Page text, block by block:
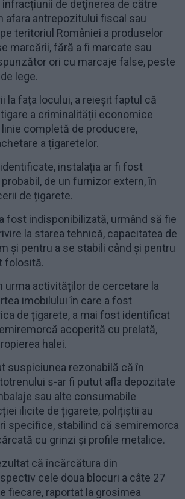
de deţinerea de către
afara antrepozitului fiscal sau
teritoriul României a produselor
marcării, fără a fi marcate sau
ori cu marcaje false, peste
lege.
la fața locului, a reieșit faptul că
a criminalității economice
completă de producere,
a țigaretelor.
instalația ar fi fost
de un furnizor extern, în
de țigarete.
fost indisponibilizată, urmând să fie
la starea tehnică, capacitatea de
și pentru a se stabili când și pentru
folosită.
urma activităților de cercetare la
imobilului în care a fost
de țigarete, a mai fost identificat
acoperită cu prelată,
halei.
suspiciunea rezonabilă că în
s-ar fi putut afla depozitate
sau alte consumabile
ilicite de țigarete, polițiștii au
specifice, stabilind că semiremorca
cu grinzi și profile metalice.
că încărcătura din
cele doua blocuri a câte 27
fiecare, raportat la grosimea